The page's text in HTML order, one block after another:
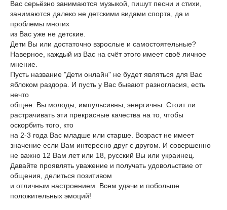
Вас серьёзно занимаются музыкой, пишут песни и стихи,
занимаются далеко не детскими видами спорта, да и
проблемы многих
из Вас уже не детские.
Дети Вы или достаточно взрослые и самостоятельные?
Наверное, каждый из Вас на счёт этого имеет своё личное
мнение.
Пусть название "Дети онлайн" не будет являться для Вас
яблоком раздора. И пусть у Вас бывают разногласия, есть
нечто
общее. Вы молоды, импульсивны, энергичны. Стоит ли
растрачивать эти прекрасные качества на то, чтобы
оскорбить того, кто
на 2-3 года Вас младше или старше. Возраст не имеет
значение если Вам интересно друг с другом. И совершенно
не важно 12 Вам лет или 18, русский Вы или украинец.
Давайте проявлять уважение и получать удовольствие от
общения, делиться позитивом
и отличным настроением. Всем удачи и побольше
положительных эмоций!